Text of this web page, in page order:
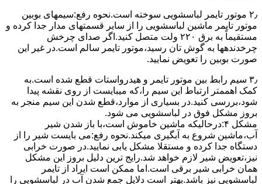
۲٫ ﻣﻮﺗﻮر ﺗﺎﯾﻤﺮ لباسشویی ﺳﻮﺧﺘﻪ اﺳﺖ.نحوه رﻓﻊ:سیمهای ﺑﻮﺑﯿﻦ
ﻣﻮﺗﻮر ﺗﺎﯾﻤﺮ ماشین لباسشویی را از ﺳﺎﯾﺮ قسمتهای ﻣﺪار ﺟﺪا کرده و
مستقیماً ﺑﻪ برق ۲۲۰ وﻟﺖ ﻣﺘﺼﻞ کنید.اﮔﺮ ﺻﺪای ﭼﺮﺧﺶ
چرخدندهها به گوش تان رﺳﯿﺪ،ﻣﻮﺗﻮر ﺗﺎﯾﻤﺮ ﺳﺎﻟﻢ اﺳﺖ.در ﻏﯿﺮ اﯾﻦ
ﺻﻮرت ﺑﻮﺑﯿﻦ را ﺗﻌﻮﯾﺾ ﻧﻤﺎﯾﯿﺪ.
۳٫ ﺳﯿﻢ راﺑﻂ ﺑﯿﻦ ﻣﻮﺗﻮر ﺗﺎﯾﻤﺮ و ﻫﯿﺪرواﺳﺘﺎت ﻗﻄﻊ ﺷﺪه اﺳﺖ.به
کمک اهممتر ارﺗﺒﺎط اﯾﻦ ﺳﯿﻢ را،ﮐﻪ میبایست از روی ﻧﻘﺸﻪ ﭘﯿﺪا
ﺷﻮد،بررسی ﮐﻨﯿﺪ.در ﺑﺴﯿﺎری از موارد،ﻗﻄﻊ ﺷﺪن اﯾﻦ ﺳﯿﻢ ﻣﻨﺠﺮ ﺑﻪ
ﺑﺮوز مشکل ﻓﻮق در لباسشویی می شود.
مشکل ۴:درحالیکه ﻣﺎﺷﯿﻦ ﺧﺎﻣﻮش اﺳﺖ،ﺑﺎ ﺑﺎز ﺷﺪن ﺷﯿﺮ
آب،ﻣﺎﺷﯿﻦ ﺷﺮوع ﺑﻪ آﺑﮕﯿﺮی میکند.نحوه رﻓﻊ:می بایست ﺷﯿﺮ را از
دستگاه جدا کرده و مستقلا مشکل یابی نمایید.در صورت خرابی
نیز،تعویض شیر لازم خواهد شد.رایج ترین دلیل بروز این مشکل
همان خرابی شیر برقی است.اما ممکن است ایراد از تایمر
لباسشویی نیز باشد.بهتر است دلایل جمع شدن آب در لباسشویی را